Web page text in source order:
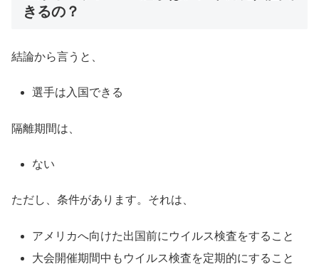
きるの？
結論から言うと、
選手は入国できる
隔離期間は、
ない
ただし、条件があります。それは、
アメリカへ向けた出国前にウイルス検査をすること
大会開催期間中もウイルス検査を定期的にすること